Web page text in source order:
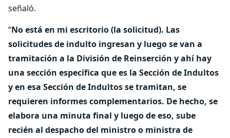
señaló.
“No está en mi escritorio (la solicitud). Las
solicitudes de indulto ingresan y luego se van a
tramitación a la División de Reinserción y ahí hay
una sección específica que es la Sección de Indultos
y en esa Sección de Indultos se tramitan, se
requieren informes complementarios. De hecho, se
elabora una minuta final y luego de eso, sube
recién al despacho del ministro o ministra de